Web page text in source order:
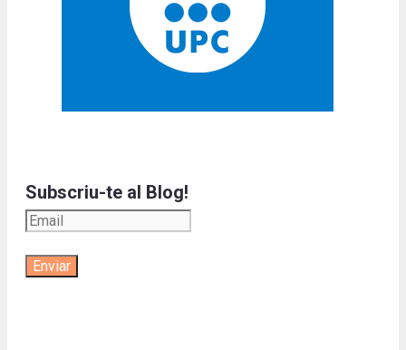
Subscriu-te al Blog!